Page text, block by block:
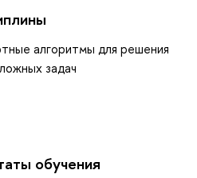
алгоритмы для решения
задач
обучения